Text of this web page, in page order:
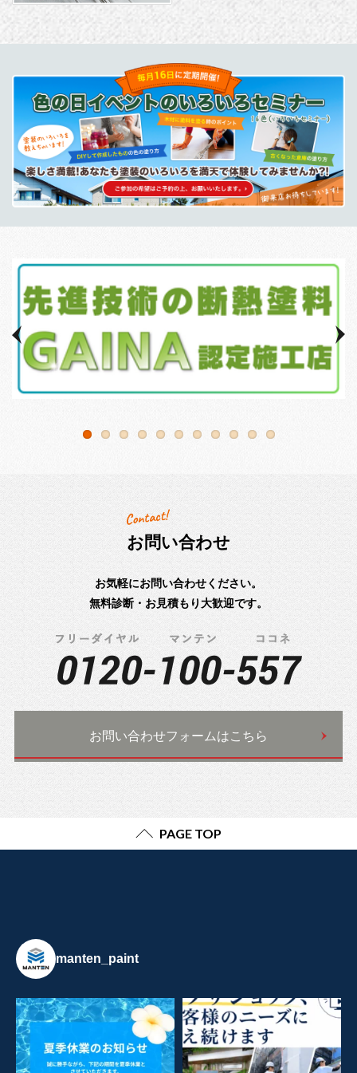
お問い合わせ
お気軽にお問い合わせください。
無料診断・お見積もり大歓迎です。
お問い合わせフォームはこちら
PAGE TOP
manten_paint